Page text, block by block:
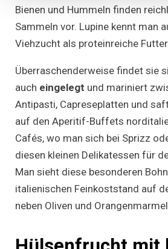
Bienen und Hummeln finden
Sammeln vor. Lupine kennt man
Viehzucht als proteinreiche
Überraschenderweise findet sie
auch eingelegt und mariniert
Antipasti, Capreseplatten und
auf den Aperitif-Buffets
Cafés, wo man sich bei Sprizz
diesen kleinen Delikatessen für
Man sieht diese besonderen
italienischen Feinkoststand auf
neben Oliven und